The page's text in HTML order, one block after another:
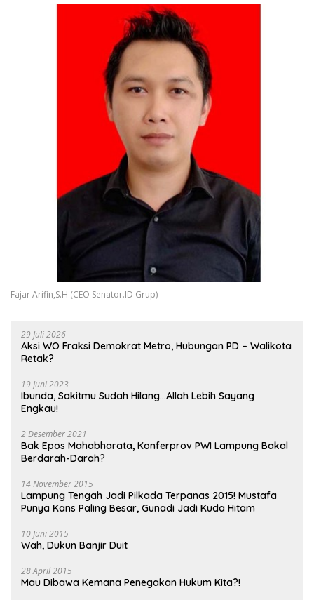
Fajar Arifin,S.H (CEO Senator.ID Grup)
29 Juli 2026
Aksi WO Fraksi Demokrat Metro, Hubungan PD – Walikota
Retak?
19 Juni 2023
Ibunda, Sakitmu Sudah Hilang…Allah Lebih Sayang
Engkau!
2 Desember 2021
Bak Epos Mahabharata, Konferprov PWI Lampung Bakal
Berdarah-Darah?
14 November 2015
Lampung Tengah Jadi Pilkada Terpanas 2015! Mustafa
Punya Kans Paling Besar, Gunadi Jadi Kuda Hitam
10 Juni 2015
Wah, Dukun Banjir Duit
28 April 2015
Mau Dibawa Kemana Penegakan Hukum Kita?!